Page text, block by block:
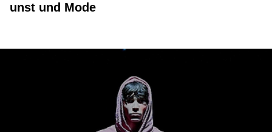
unst und Mode